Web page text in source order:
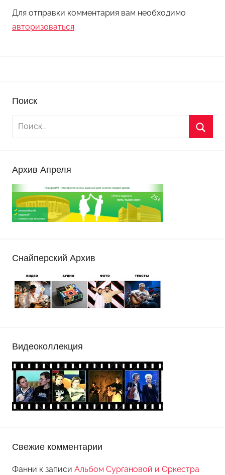
Для отправки комментария вам необходимо
авторизоваться.
Поиск
Архив Апреля
Снайперский Архив
Видеоколлекция
Свежие комментарии
Фанни к записи Альбом Сургановой и Оркестра